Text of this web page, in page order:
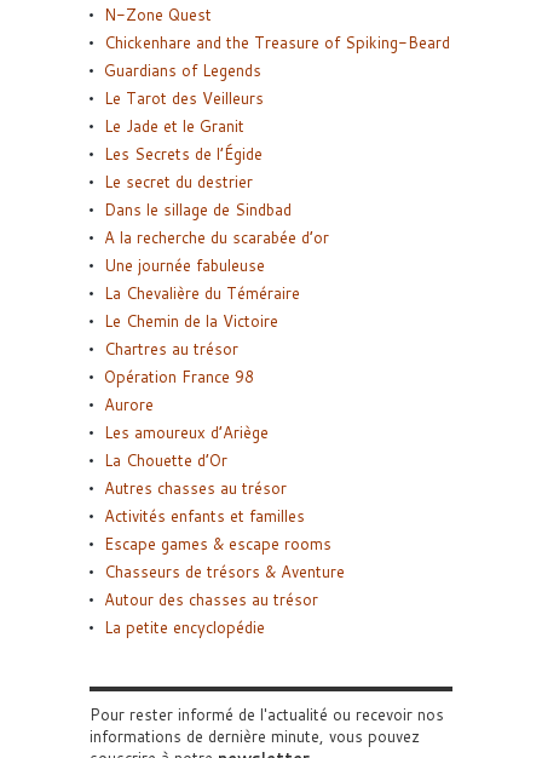
N-Zone Quest
Chickenhare and the Treasure of Spiking-Beard
Guardians of Legends
Le Tarot des Veilleurs
Le Jade et le Granit
Les Secrets de l’Égide
Le secret du destrier
Dans le sillage de Sindbad
A la recherche du scarabée d’or
Une journée fabuleuse
La Chevalière du Téméraire
Le Chemin de la Victoire
Chartres au trésor
Opération France 98
Aurore
Les amoureux d’Ariège
La Chouette d’Or
Autres chasses au trésor
Activités enfants et familles
Escape games & escape rooms
Chasseurs de trésors & Aventure
Autour des chasses au trésor
La petite encyclopédie
Pour rester informé de l'actualité ou recevoir nos
informations de dernière minute, vous pouvez